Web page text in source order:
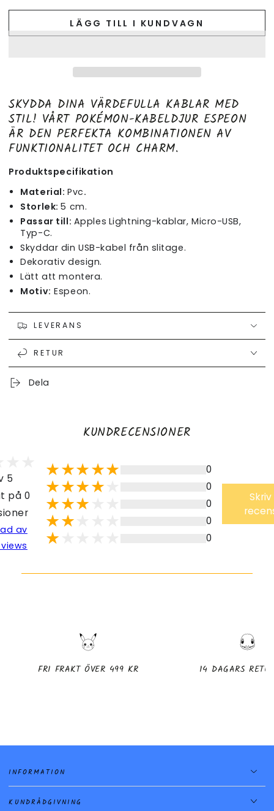
LÄGG TILL I KUNDVAGN
SKYDDA DINA VÄRDEFULLA KABLAR MED
STIL! VÅRT POKÉMON-KABELDJUR ESPEON
ÄR DEN PERFEKTA KOMBINATIONEN AV
FUNKTIONALITET OCH CHARM.
Produktspecifikation
Material: Pvc.
Storlek:5 cm.
Passar till: Apples Lightning-kablar, Micro-USB,
Typ-C.
Skyddar din USB-kabel från slitage.
Dekorativ design.
Lätt att montera.
Motiv: Espeon.
LEVERANS
RETUR
Dela
KUNDRECENSIONER
5
på 0
av
0
0
0
0
0
FRI FRAKT ÖVER 499 KR 14 DAGARS
INFORMATION
KUNDRÅDGIVNING